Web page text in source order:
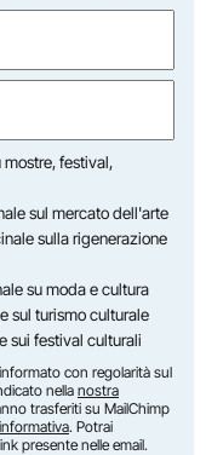
mostre, festival,
sul mercato dell'arte
sulla rigenerazione
su moda e cultura
sul turismo culturale
sui festival culturali
con regolarità sul
nella nostra
trasferiti su MailChimp
. Potrai
presente nelle email.